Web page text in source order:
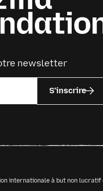
newsletter
S’inscrire
internationale à but non lucratif